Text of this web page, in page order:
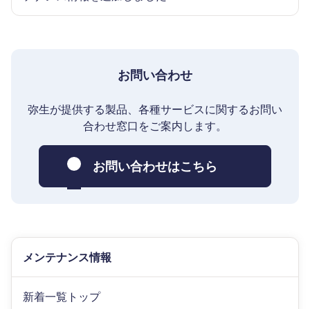
お問い合わせ
弥生が提供する製品、各種サービスに関するお問い
合わせ窓口をご案内します。
お問い合わせはこちら
メンテナンス情報
新着一覧トップ